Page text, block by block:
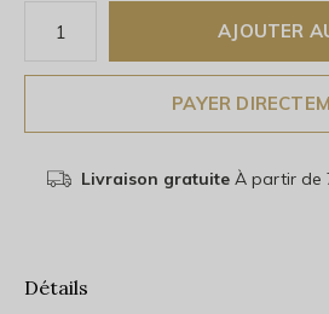
AJOUTER
PAYER
Livraison gratuiteÀ partir de
Détails